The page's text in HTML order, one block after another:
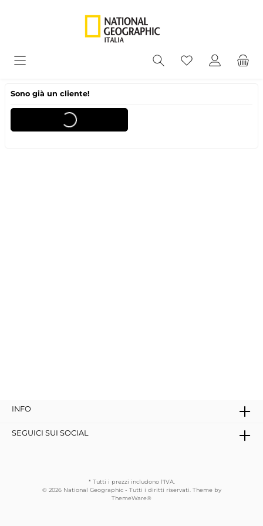
Sono già un cliente!
INFO
SEGUICI SUI SOCIAL
* Tutti i prezzi includono l'IVA.
© 2026 National Geographic - Tutti i diritti riservati. Theme by
ThemeWare®